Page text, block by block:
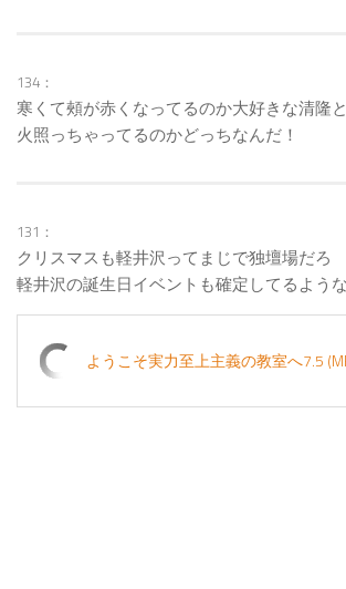
134：
寒くて頰が赤くなってるのか大好きな清隆
火照っちゃってるのかどっちなんだ！
131：
クリスマスも軽井沢ってまじで独壇場だろ
軽井沢の誕生日イベントも確定してるよう
ようこそ実力至上主義の教室へ7.5